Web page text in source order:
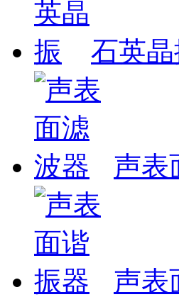
石英晶
声表
声表